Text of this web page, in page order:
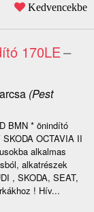
Kedvencekbe
170LE–
(Pest
BMN * önindító
OCTAVIA II
alkalmas
alkatrészek
, SKODA, SEAT,
! Hív...